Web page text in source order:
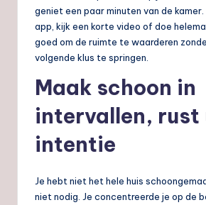
geniet een paar minuten van de
app, kijk een korte video of doe
goed om de ruimte te waarderen
volgende klus te springen.
Maak schoon in
intervallen, rust
intentie
Je hebt niet het hele huis
niet nodig. Je concentreerde je op de